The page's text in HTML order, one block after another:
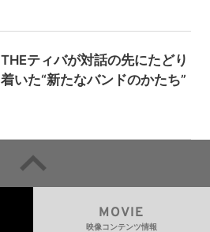
THEティバが対話の先にたどり
着いた“新たなバンドのかたち”
MOVIE
映像コンテンツ情報